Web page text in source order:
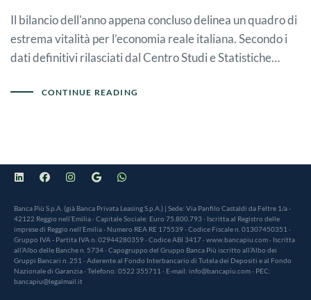
Il bilancio dell'anno appena concluso delinea un quadro di
estrema vitalità per l’economia reale italiana. Secondo i
dati definitivi rilasciati dal Centro Studi e Statistiche…
CONTINUE READING
Banca Più S.p.A. (già Banca Privata Leasing S.p.A.) | Sede: Via Panfilo Castaldi da Feltre 1/a -
42122 Reggio nell’Emilia · Capitale Sociale: Euro 75.800.793 · Iscritta al Registro delle
imprese di Reggio nell’Emilia · Numero REA RE 175539 · Codice Fiscale n. 01307450351 ·
Gruppo IVA - Partita IVA n. 02944280359 · Codice ABI 3417 · www.bancapiu.com · Iscritta
all’Albo delle Banche n. 5734 · Capogruppo del Gruppo Banca Più iscritto all’Albo dei
Gruppi Bancari n. 251 · Aderente al Fondo Interbancario di Tutela dei Depositi e al Fondo
Nazionale di Garanzia · Telefono: 0522 355711 · E-mail: info@bancapiu.com · PEC:
bancapiu@legalmail.it